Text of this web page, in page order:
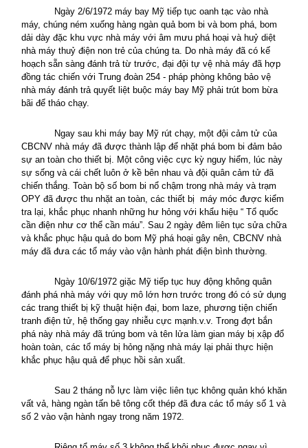
Ngày 2/6/1972 máy bay Mỹ tiếp tục oanh tạc vào nhà
máy, chúng ném xuống hàng ngàn quả bom bi và bom phá, bom
dải dày đặc khu vực nhà máy với âm mưu phá hoại và huỷ diệt
nhà máy thuỷ điện non trẻ của chúng ta. Do nhà máy đã có kế
hoạch sẵn sàng đánh trả từ trước, đại đội tự vệ nhà máy đã hợp
đồng tác chiến với Trung đoàn 254 - pháp phòng không bảo vệ
nhà máy đánh trả quyết liệt buộc máy bay Mỹ phải trút bom bừa
bãi để tháo chạy.
Ngay sau khi máy bay Mỹ rút chạy, một đội cảm tử của
CBCNV nhà máy đã được thành lập để nhặt phá bom bi đảm bảo
sự an toàn cho thiết bị. Một công việc cực kỳ nguy hiểm, lúc này
sự sống và cái chết luôn ở kề bên nhau và đội quân cảm tử đã
chiến thắng. Toàn bộ số bom bi nổ chậm trong nhà máy và trạm
OPY đã được thu nhặt an toàn, các thiết bị máy móc được kiểm
tra lại, khắc phục nhanh những hư hỏng với khẩu hiệu “ Tổ quốc
cần điện như cơ thể cần máu”. Sau 2 ngày đêm liên tục sửa chữa
và khắc phục hậu quả do bom Mỹ phá hoại gây nên, CBCNV nhà
máy đã đưa các tổ máy vào vận hành phát điện bình thường.
Ngày 10/6/1972 giặc Mỹ tiếp tục huy động không quân
đánh phá nhà máy với quy mô lớn hơn trước trong đó có sử dụng
các trang thiết bị kỹ thuật hiện đại, bom laze, phương tiện chiến
tranh điện tử, hệ thống gay nhiễu cực mạnh.v.v. Trong đợt bắn
phá này nhà máy đã trúng bom và tên lửa làm gian máy bị xập đổ
hoàn toàn, các tổ máy bị hỏng nặng nhà máy lại phải thực hiện
khắc phục hậu quả để phục hồi sản xuất.
Sau 2 tháng nỗ lực làm việc liên tục không quản khó khăn
vất vả, hàng ngàn tấn bê tông cốt thép đã đưa các tổ máy số 1 và
số 2 vào vận hành ngay trong năm 1972.